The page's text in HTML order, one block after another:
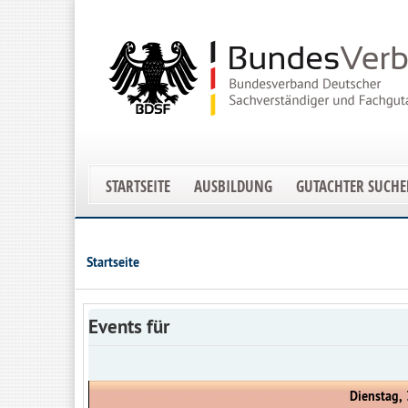
STARTSEITE AUSBILDUNG GUTACHTER
Startseite
Events für
Dienstag,